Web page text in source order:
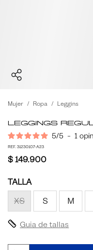
Mujer Ropa Leggins
Leggings
5/5 - 1
REF. 31230107-A23
$ 149.900
TALLA
XS
S M
Guia de tallas